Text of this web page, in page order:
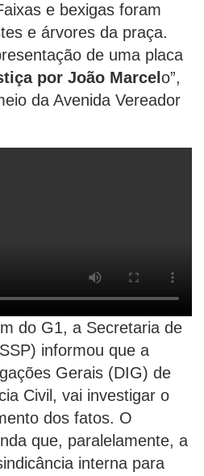
e bexigas foram
e árvores da praça.
de uma placa
por João Marcel o”,
da Avenida Vereador
do G1, a Secretaria de
informou que a
Gerais (DIG) de
Civil, vai investigar o
dos fatos. O
que, paralelamente, a
interna para